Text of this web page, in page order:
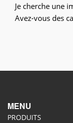
Je cherche une
Avez-vous des
MENU
PRODUITS